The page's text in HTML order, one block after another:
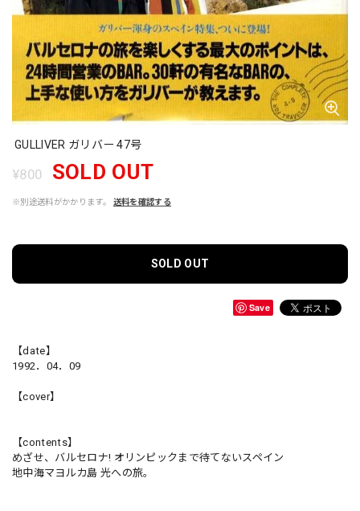
GULLIVER ガリバー 47号
¥800 SOLD OUT
※別途送料がかかります。 送料を確認する
SOLD OUT
Save
【date】
1992．04．09
【cover】
【contents】
めざせ、バルセロナ! オリンピックまで待てないスペイン
地中海マヨルカ島 光への旅。